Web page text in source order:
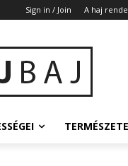
Sign in / Join A haj